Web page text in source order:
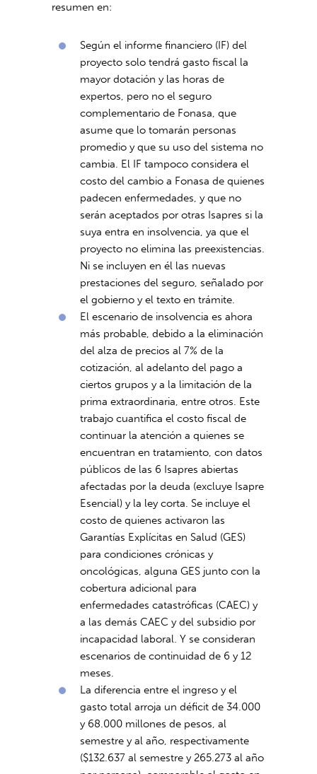
resumen en:
Según el informe financiero (IF) del
proyecto solo tendrá gasto fiscal la
mayor dotación y las horas de
expertos, pero no el seguro
complementario de Fonasa, que
asume que lo tomarán personas
promedio y que su uso del sistema no
cambia. El IF tampoco considera el
costo del cambio a Fonasa de quienes
padecen enfermedades, y que no
serán aceptados por otras Isapres si la
suya entra en insolvencia, ya que el
proyecto no elimina las preexistencias.
Ni se incluyen en él las nuevas
prestaciones del seguro, señalado por
el gobierno y el texto en trámite.
El escenario de insolvencia es ahora
más probable, debido a la eliminación
del alza de precios al 7% de la
cotización, al adelanto del pago a
ciertos grupos y a la limitación de la
prima extraordinaria, entre otros. Este
trabajo cuantifica el costo fiscal de
continuar la atención a quienes se
encuentran en tratamiento, con datos
públicos de las 6 Isapres abiertas
afectadas por la deuda (excluye Isapre
Esencial) y la ley corta. Se incluye el
costo de quienes activaron las
Garantías Explícitas en Salud (GES)
para condiciones crónicas y
oncológicas, alguna GES junto con la
cobertura adicional para
enfermedades catastróficas (CAEC) y
a las demás CAEC y del subsidio por
incapacidad laboral. Y se consideran
escenarios de continuidad de 6 y 12
meses.
La diferencia entre el ingreso y el
gasto total arroja un déficit de 34.000
y 68.000 millones de pesos, al
semestre y al año, respectivamente
($132.637 al semestre y 265.273 al año